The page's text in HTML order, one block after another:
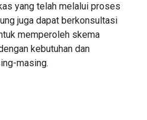
yang telah melalui proses
juga dapat berkonsultasi
memperoleh skema
kebutuhan dan
masing.